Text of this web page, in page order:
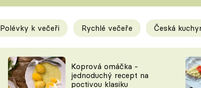
Tipy a triky
KAM ZA JÍDLEM
Polévky k večeři Rychlé večeře Česká
Koprová omáčka -
jednoduchý recept na
poctivou klasiku